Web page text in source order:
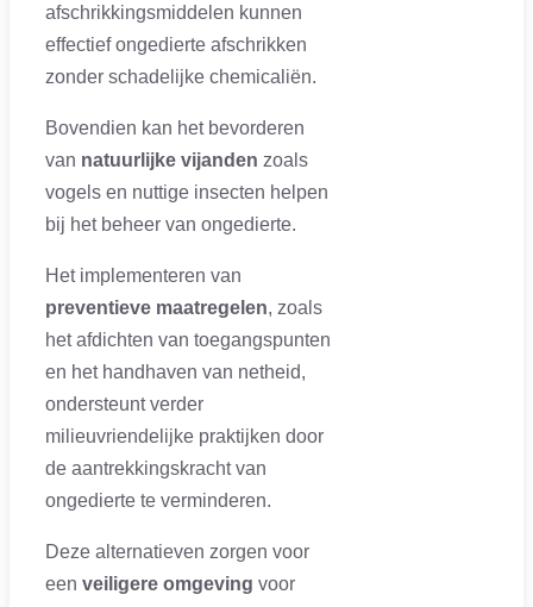
afschrikkingsmiddelen kunnen
effectief ongedierte afschrikken
zonder schadelijke chemicaliën.
Bovendien kan het bevorderen
van natuurlijke vijanden zoals
vogels en nuttige insecten helpen
bij het beheer van ongedierte.
Het implementeren van
preventieve maatregelen, zoals
het afdichten van toegangspunten
en het handhaven van netheid,
ondersteunt verder
milieuvriendelijke praktijken door
de aantrekkingskracht van
ongedierte te verminderen.
Deze alternatieven zorgen voor
een veiligere omgeving voor